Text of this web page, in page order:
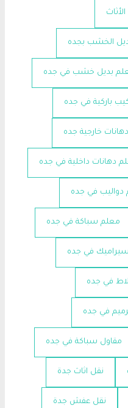
الخشب بجده
بديل خشب في جده
باركية في جده
خارجية جده
دهانات داخلية في جده
دواليب في جده
معلم سباكة في جده
في جده
في جده
في جده
مقاول سباكة في جده
نقل اثاث جدة
نقل عفش جدة